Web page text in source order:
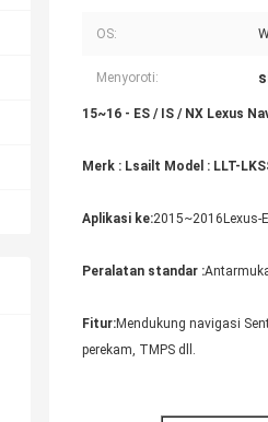
OS:
Menyoroti:
15~16 - ES / IS / NX Lexus
Merk : Lsailt Model : LLT-
Aplikasi ke:2015~2016Lexus-
Peralatan standar :
Fitur:Mendukung navigasi
perekam, TMPS dll.